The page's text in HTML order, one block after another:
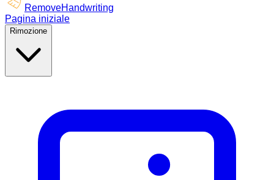
RemoveHandwriting
Pagina iniziale
Rimozione